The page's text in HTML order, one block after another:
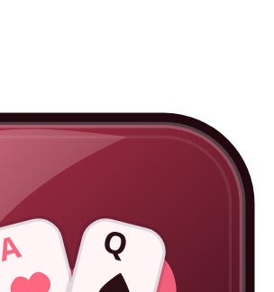
Q